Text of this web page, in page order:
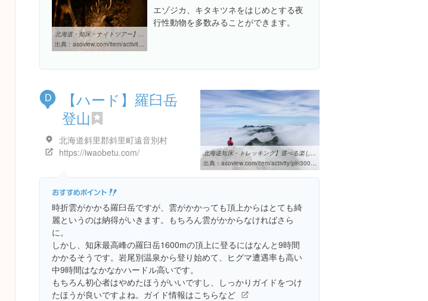
出典： asoview.com/item/activity/pln3000021571
エゾジカ、キタキツネをはじめとする夜
行性動物を多数みることができます。
D
【ハード】羅臼岳
登山
北海道斜里郡斜里町遠音別村
https://iwaobetu.com/
北海道知床・トレッキング】選べる楽しさ！羅臼岳横断or羅臼温泉コース ...
出典： asoview.com/item/activity/pln3000011869
時折雲がかかる羅臼岳ですが、雲がかかっても頂上からはとても綺
麗というのは納得がいきます。もちろん雲がかからなければさら
に。
しかし、知床最高峰の羅臼岳1600mの頂上に登るにはなんと9時間
かかるそうです。岩尾別温泉から登り始めて、ヒグマ遭遇率も高い
中9時間はなかなかハードル高いです。
もちろん初心者はやめたほうがいいですし、しっかりガイドをつけ
たほうが良いですよね。ガイド情報はこちらなど